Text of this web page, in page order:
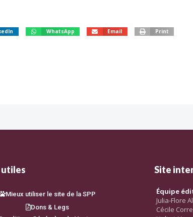
WhatsApp Email Print
utiles
Mieux utiliser le site de la SPP
Dons & Legs
Site
Équipe
Julia-Flore
Cécile